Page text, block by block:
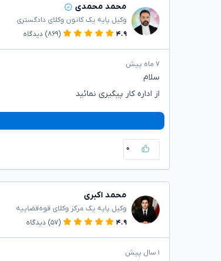
محمد محمدی
وکیل پایه یک کانون وکلای دادگستری
۴.۹
(۸۶۹) دیدگاه
۷ ماه پیش
سلام
از اداره کار پیگیری نمائید
۰
محمد اکبری
وکیل پایه یک مرکز وکلای قوه‌قضاییه
۴.۹
(۵۷) دیدگاه
۱ سال پیش